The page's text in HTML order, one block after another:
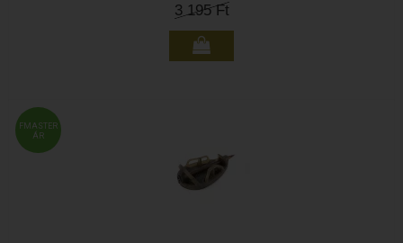
3 195Ft
FMASTER
ÁR